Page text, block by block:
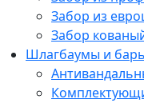
Забор из
Забор
Шлагбаумы и